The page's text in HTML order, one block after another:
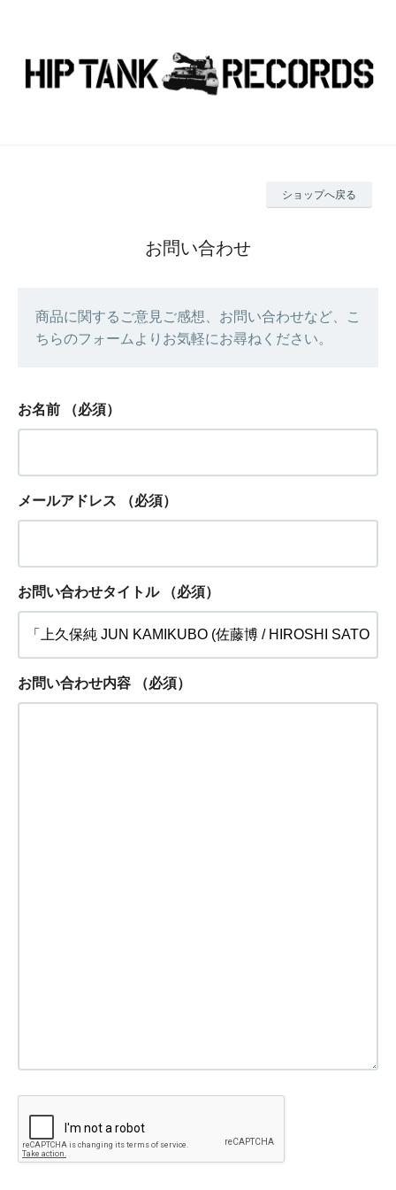
ショップへ戻る
お問い合わせ
商品に関するご意見ご感想、お問い合わせなど、こ
ちらのフォームよりお気軽にお尋ねください。
お名前 （必須）
メールアドレス （必須）
お問い合わせタイトル （必須）
お問い合わせ内容 （必須）